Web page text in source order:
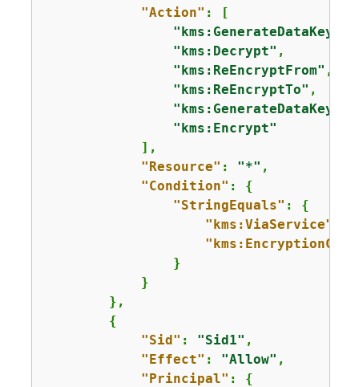
"Action" : [
"kms:Decrypt" ,
"kms:ReEncryptFrom" ,
"kms:ReEncryptTo" ,
"kms:GenerateDataKey"
"kms:Encrypt"
            ],
"Resource" : "*" ,
"Condition" : {
"StringEquals" : {
"kms:ViaService"
                }
            }
        },
{
"Sid" : "Sid1" ,
"Effect" : "Allow" ,
"Principal" : {